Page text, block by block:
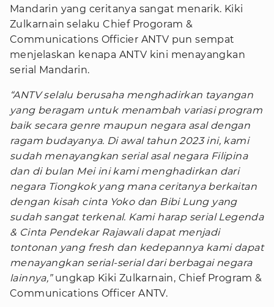
Mandarin yang ceritanya sangat menarik. Kiki
Zulkarnain selaku Chief Progoram &
Communications Officier ANTV pun sempat
menjelaskan kenapa ANTV kini menayangkan
serial Mandarin.
“ANTV selalu berusaha menghadirkan tayangan
yang beragam untuk menambah variasi program
baik secara genre maupun negara asal dengan
ragam budayanya. Di awal tahun 2023 ini, kami
sudah menayangkan serial asal negara Filipina
dan di bulan Mei ini kami menghadirkan dari
negara Tiongkok yang mana ceritanya berkaitan
dengan kisah cinta Yoko dan Bibi Lung yang
sudah sangat terkenal. Kami harap serial Legenda
& Cinta Pendekar Rajawali dapat menjadi
tontonan yang fresh dan kedepannya kami dapat
menayangkan serial-serial dari berbagai negara
lainnya,”ungkap Kiki Zulkarnain, Chief Program &
Communications Officer ANTV.